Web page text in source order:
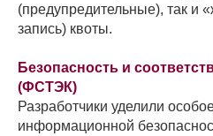
(предупредительные), так и
запись) квоты.
Безопасность и
(ФСТЭК)
Разработчики уделили
информационной